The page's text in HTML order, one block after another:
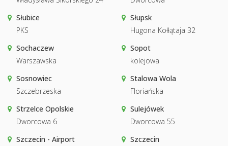
Słubice
PKS
Słupsk
Hugona Kołłątaja 32
Sochaczew
Warszawska
Sopot
kolejowa
Sosnowiec
Szczebrzeska
Stalowa Wola
Floriańska
Strzelce Opolskie
Dworcowa 6
Sulejówek
Dworcowa 55
Szczecin - Airport
Szczecin